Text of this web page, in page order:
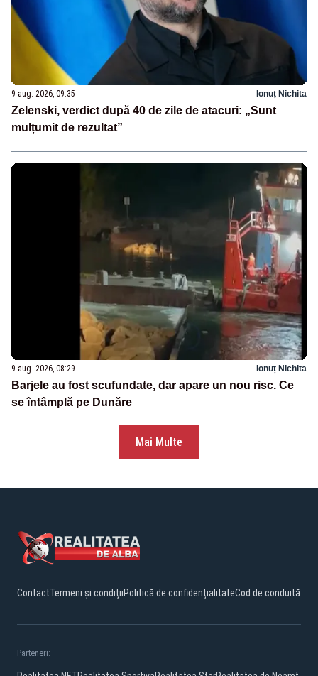
9 aug. 2026, 09:35 Ionuț Nichita
Zelenski, verdict după 40 de zile de atacuri: „Sunt
mulțumit de rezultat”
9 aug. 2026, 08:29 Ionuț Nichita
Barjele au fost scufundate, dar apare un nou risc. Ce
se întâmplă pe Dunăre
Mai Multe
ContactTermeni și condițiiPolitică de confidențialitateCod de conduită
Parteneri: